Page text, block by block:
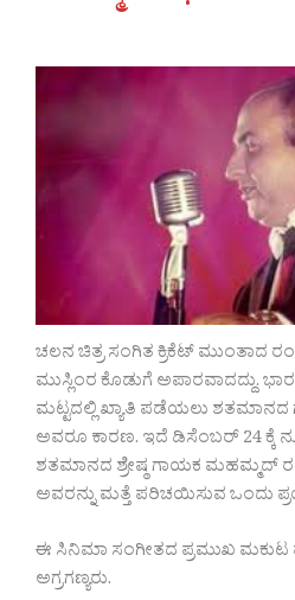
ಚಲನ ಚಿತ್ರ ಸಂಗಿತ ಕ್ರಿಕೆಟ್ ಮುಂತಾದ
ಮುಸ್ಲಿಂರ ಕೊಡುಗೆ ಅಪಾರವಾದದ್ದು.
ಮಟ್ಟದಲ್ಲಿ ಖ್ಯಾತಿ ಪಡೆಯಲು
ಅವರೂ ಕಾರಣ. ಇದೆ ಡಿಸೆಂಬರ್ 24 ಕ್ಕೆ
ಶತಮಾನದ ಶ್ರೇಷ್ಠ ಗಾಯಕ ಮಹಮ್ಮದ್
ಅವರನ್ನು ಮತ್ತೆ ಪರಿಚಯಿಸುವ ಒಂದು
ಈ ಸಿನಿಮಾ ಸಂಗೀತದ ಪ್ರಮುಖ
ಅಗ್ರಗಣ್ಯರು.